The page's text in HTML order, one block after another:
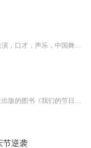
节逆袭